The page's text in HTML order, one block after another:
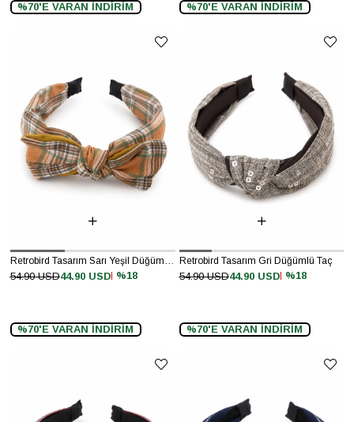
%70'E VARAN İNDİRİM %70'E VARAN İNDİRİM
%18
44.90 USD
54.90 USD
%70'E VARAN İNDİRİM
Retrobird Tasarım Gri Düğümlü Taç
%18
44.90 USD
54.90 USD
%70'E VARAN İNDİRİM